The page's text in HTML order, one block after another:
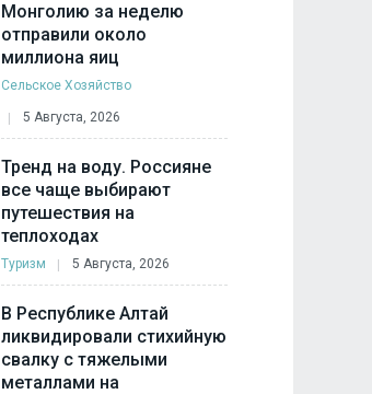
Монголию за неделю
отправили около
миллиона яиц
Сельское Хозяйство
5 Августа, 2026
Тренд на воду. Россияне
все чаще выбирают
путешествия на
теплоходах
Туризм 5 Августа, 2026
В Республике Алтай
ликвидировали стихийную
свалку с тяжелыми
металлами на